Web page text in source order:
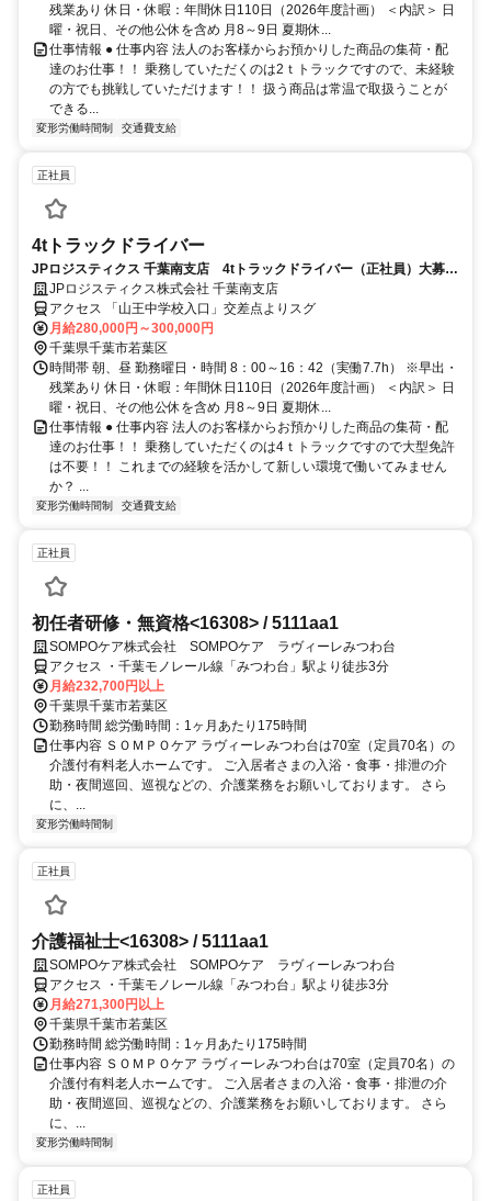
残業あり 休日・休暇：年間休日110日（2026年度計画） ＜内訳＞ 日
曜・祝日、その他公休を含め 月8～9日 夏期休...
仕事情報 ● 仕事内容 法人のお客様からお預かりした商品の集荷・配
達のお仕事！！ 乗務していただくのは2ｔトラックですので、未経験
の方でも挑戦していただけます！！ 扱う商品は常温で取扱うことが
できる...
変形労働時間制 交通費支給
正社員
4tトラックドライバー
JPロジスティクス 千葉南支店 4tトラックドライバー（正社員）大募
集！JPロジスティクス株式会社 千葉南支店
アクセス 「山王中学校入口」交差点よりスグ
月給280,000円～300,000円
千葉県千葉市若葉区
時間帯 朝、昼 勤務曜日・時間 8：00～16：42（実働7.7h） ※早出・
残業あり 休日・休暇：年間休日110日（2026年度計画） ＜内訳＞ 日
曜・祝日、その他公休を含め 月8～9日 夏期休...
仕事情報 ● 仕事内容 法人のお客様からお預かりした商品の集荷・配
達のお仕事！！ 乗務していただくのは4ｔトラックですので大型免許
は不要！！ これまでの経験を活かして新しい環境で働いてみません
か？ ...
変形労働時間制 交通費支給
正社員
初任者研修・無資格<16308> / 5111aa1
SOMPOケア株式会社 SOMPOケア ラヴィーレみつわ台
アクセス ・千葉モノレール線「みつわ台」駅より徒歩3分
月給232,700円以上
千葉県千葉市若葉区
勤務時間 総労働時間：1ヶ月あたり175時間
仕事内容 ＳＯＭＰＯケア ラヴィーレみつわ台は70室（定員70名）の
介護付有料老人ホームです。 ご入居者さまの入浴・食事・排泄の介
助・夜間巡回、巡視などの、介護業務をお願いしております。 さら
に、...
変形労働時間制
正社員
介護福祉士<16308> / 5111aa1
SOMPOケア株式会社 SOMPOケア ラヴィーレみつわ台
アクセス ・千葉モノレール線「みつわ台」駅より徒歩3分
月給271,300円以上
千葉県千葉市若葉区
勤務時間 総労働時間：1ヶ月あたり175時間
仕事内容 ＳＯＭＰＯケア ラヴィーレみつわ台は70室（定員70名）の
介護付有料老人ホームです。 ご入居者さまの入浴・食事・排泄の介
助・夜間巡回、巡視などの、介護業務をお願いしております。 さら
に、...
変形労働時間制
正社員